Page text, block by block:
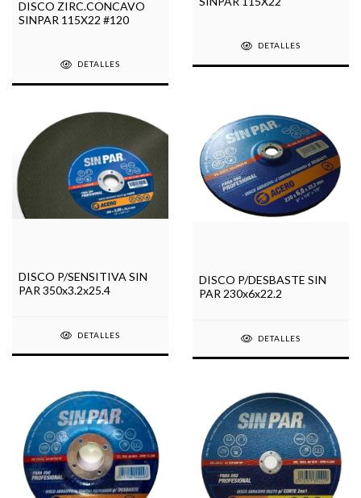
DISCO ZIRC.CONCAVO
SINPAR 115X22 #120
DETALLES
DETALLES
DISCO P/SENSITIVA SIN
PAR 350x3.2x25.4
DETALLES
DISCO P/DESBASTE SIN
PAR 230x6x22.2
DETALLES